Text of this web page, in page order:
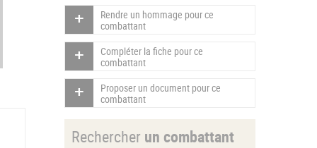
Rendre un hommage pour ce
combattant
Compléter la fiche pour ce
combattant
Proposer un document pour ce
combattant
Rechercher un combattant